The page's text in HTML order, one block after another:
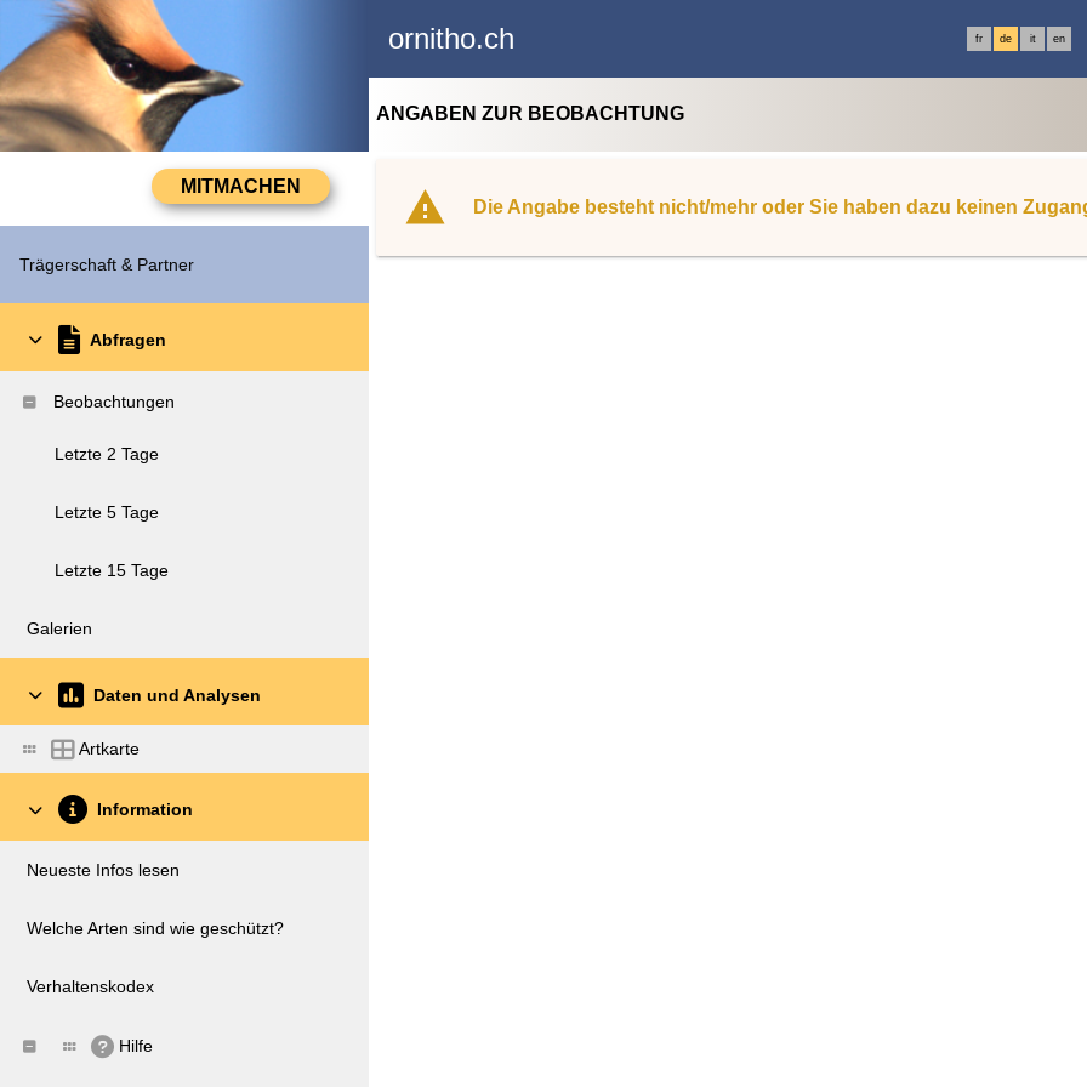
ornitho.ch fr de it en
Trägerschaft & Partner
Abfragen
Beobachtungen
Letzte 2 Tage
Letzte 5 Tage
Letzte 15 Tage
Galerien
Daten und Analysen
Artkarte
Information
Neueste Infos lesen
Welche Arten sind wie geschützt?
Verhaltenskodex
Hilfe
ANGABEN ZUR BEOBACHTUNG
Die Angabe besteht nicht/mehr oder Sie haben dazu keinen